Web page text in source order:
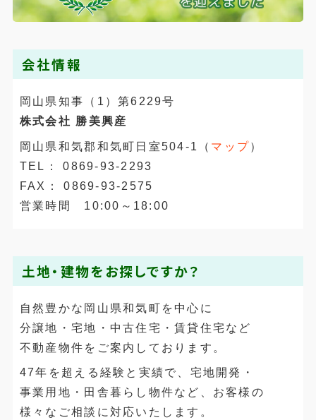
会社情報
岡山県知事（1）第6229号
株式会社 勝美興産
岡山県和気郡和気町日室504-1（ マップ）
TEL： 0869-93-2293
FAX： 0869-93-2575
営業時間 10:00～18:00
土地・建物をお探しですか？
自然豊かな岡山県和気町を中心に
分譲地・宅地・中古住宅・賃貸住宅など
不動産物件をご案内しております。
47年を超える経験と実績で、宅地開発・
事業用地・田舎暮らし物件など、お客様の
様々なご相談に対応いたします。